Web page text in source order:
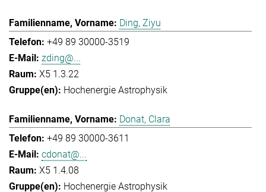
Ding, Ziyu
+49 89 30000-3519
zding@...
X5 1.3.22
Hochenergie Astrophysik
Donat, Clara
+49 89 30000-3611
cdonat@...
X5 1.4.08
Hochenergie Astrophysik